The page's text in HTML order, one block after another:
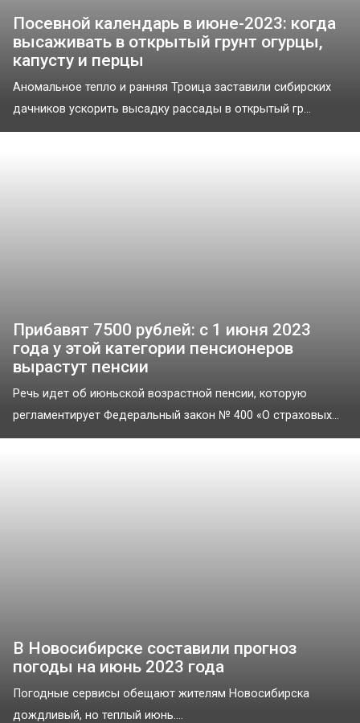
Посевной календарь в июне-2023: когда
высаживать в открытый грунт огурцы,
капусту и перцы
Аномальное тепло и ранняя Троица заставили сибирских
дачников ускорить высадку рассады в открытый гр...
Прибавят 7500 рублей: с 1 июня 2023
года у этой категории пенсионеров
вырастут пенсии
Речь идет об июньской возрастной пенсии, которую
регламентирует Федеральный закон № 400 «О страховых...
В Новосибирске составили прогноз
погоды на июнь 2023 года
Погодные сервисы обещают жителям Новосибирска
дождливый, но теплый июнь....